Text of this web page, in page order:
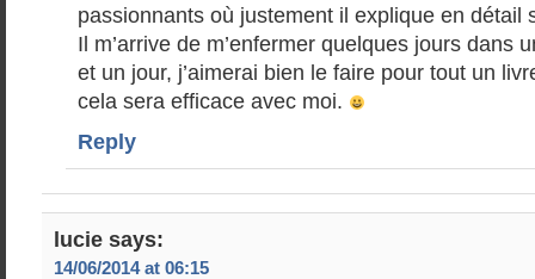
passionnants où justement il explique en détail
Il m’arrive de m’enfermer quelques jours dans
et un jour, j’aimerai bien le faire pour tout un
cela sera efficace avec moi.
Reply
lucie says:
14/06/2014 at 06:15